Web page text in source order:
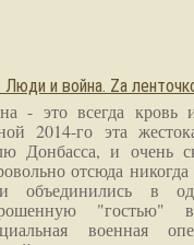
и война. Zа
- это всегда кровь
2014-го эта
Донбасса, и очень
отсюда
объединились в
"гостью"
военная